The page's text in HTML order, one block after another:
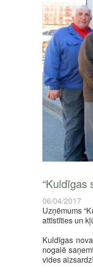
“Kuldīgas
06/04/2017
Uzņēmums
attīstīties un
Kuldīgas
nogalē
vides